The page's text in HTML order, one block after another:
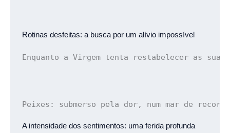
Rotinas desfeitas: a busca por um alívio impossível
Enquanto a Virgem tenta restabelecer as
Peixes: submerso pela dor, num mar de
A intensidade dos sentimentos: uma ferida profunda